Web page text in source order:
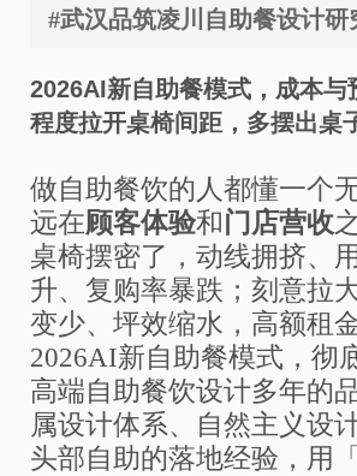
#武汉品筑凌川自助餐设计研
2026AI新自助餐模式，成本与
程度拉开桌椅间距，多摆出桌
做自助餐饮的人都懂一个
远在顾客体验和门店营收
桌椅摆密了，动线拥挤、
升、复购率暴跌；刻意拉
变少、坪效缩水，高额租
2026AI新自助餐模式，彻
高端自助餐饮设计多年的
属设计体系、自然主义设
头部自助的落地经验，用